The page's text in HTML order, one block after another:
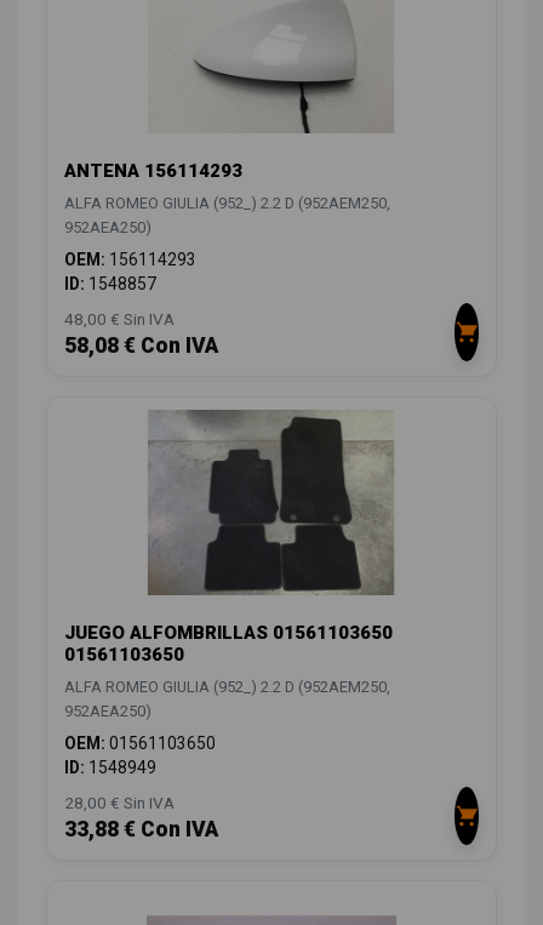
ANTENA 156114293
ALFA ROMEO GIULIA (952_) 2.2 D (952AEM250,
952AEA250)
OEM: 156114293
ID: 1548857
48,00 € Sin IVA
58,08 € Con IVA
JUEGO ALFOMBRILLAS 01561103650
01561103650
ALFA ROMEO GIULIA (952_) 2.2 D (952AEM250,
952AEA250)
OEM: 01561103650
ID: 1548949
28,00 € Sin IVA
33,88 € Con IVA